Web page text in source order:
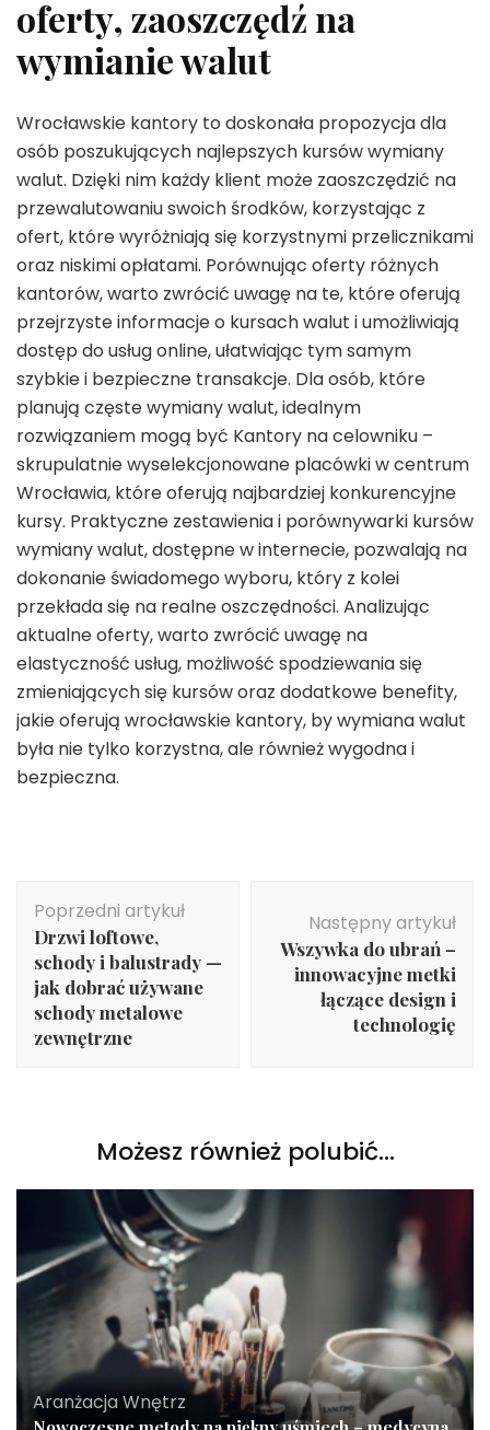
oferty, zaoszczędź na
wymianie walut
Wrocławskie kantory to doskonała propozycja dla
osób poszukujących najlepszych kursów wymiany
walut. Dzięki nim każdy klient może zaoszczędzić na
przewalutowaniu swoich środków, korzystając z
ofert, które wyróżniają się korzystnymi przelicznikami
oraz niskimi opłatami. Porównując oferty różnych
kantorów, warto zwrócić uwagę na te, które oferują
przejrzyste informacje o kursach walut i umożliwiają
dostęp do usług online, ułatwiając tym samym
szybkie i bezpieczne transakcje. Dla osób, które
planują częste wymiany walut, idealnym
rozwiązaniem mogą być Kantory na celowniku –
skrupulatnie wyselekcjonowane placówki w centrum
Wrocławia, które oferują najbardziej konkurencyjne
kursy. Praktyczne zestawienia i porównywarki kursów
wymiany walut, dostępne w internecie, pozwalają na
dokonanie świadomego wyboru, który z kolei
przekłada się na realne oszczędności. Analizując
aktualne oferty, warto zwrócić uwagę na
elastyczność usług, możliwość spodziewania się
zmieniających się kursów oraz dodatkowe benefity,
jakie oferują wrocławskie kantory, by wymiana walut
była nie tylko korzystna, ale również wygodna i
bezpieczna.
wpisu
Poprzedni artykuł
Drzwi loftowe,
schody i balustrady —
jak dobrać używane
schody metalowe
zewnętrzne
Następny artykuł
Wszywka do ubrań –
innowacyjne metki
łączące design i
technologię
Możesz również polubić…
Aranżacja Wnętrz